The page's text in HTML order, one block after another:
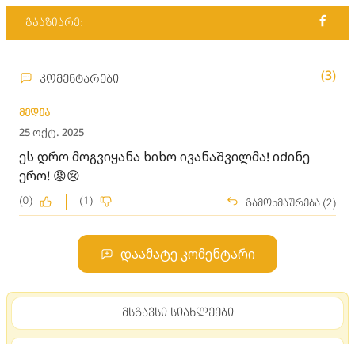
გააზიარე:
კომენტარები (3)
მედეა
25 ოქტ. 2025
ეს დრო მოგვიყანა ხიხო ივანაᲨვილმა! იᲫინე
ერო! 😡😢
(0) (1) გამოხმაურება (2)
დაამატე კომენტარი
მსგავსი სიახლეები